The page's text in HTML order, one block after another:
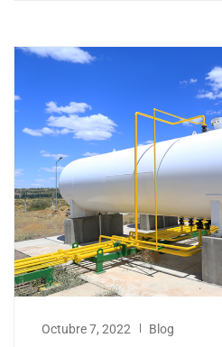
Octubre 7, 2022 Blog